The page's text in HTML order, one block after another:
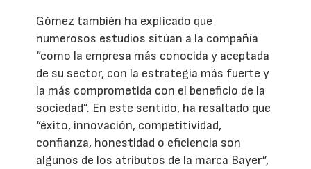
Gómez también ha explicado que
numerosos estudios sitúan a la compañía
“como la empresa más conocida y aceptada
de su sector, con la estrategia más fuerte y
la más comprometida con el beneficio de la
sociedad”. En este sentido, ha resaltado que
“éxito, innovación, competitividad,
confianza, honestidad o eficiencia son
algunos de los atributos de la marca Bayer”,